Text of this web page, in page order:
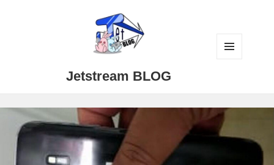
Jetstream BLOG